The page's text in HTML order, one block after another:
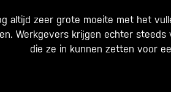
altijd zeer grote moeite met het
Werkgevers krijgen echter
die ze in kunnen zetten voor